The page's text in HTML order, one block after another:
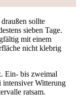
sollte
sieben Tage.
mit einem
nicht klebrig
Ein- bis zweimal
Witterung
ratsam.